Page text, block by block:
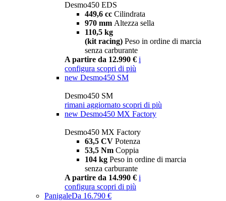
Desmo450 EDS
449,6 cc Cilindrata
970 mm Altezza sella
110,5 kg
(kit racing) Peso in ordine di marcia
senza carburante
A partire da 12.990 € i
configura scopri di più
new Desmo450 SM
Desmo450 SM
rimani aggiornato scopri di più
new Desmo450 MX Factory
Desmo450 MX Factory
63,5 CV Potenza
53,5 Nm Coppia
104 kg Peso in ordine di marcia
senza carburante
A partire da 14.990 € i
configura scopri di più
PanigaleDa 16.790 €